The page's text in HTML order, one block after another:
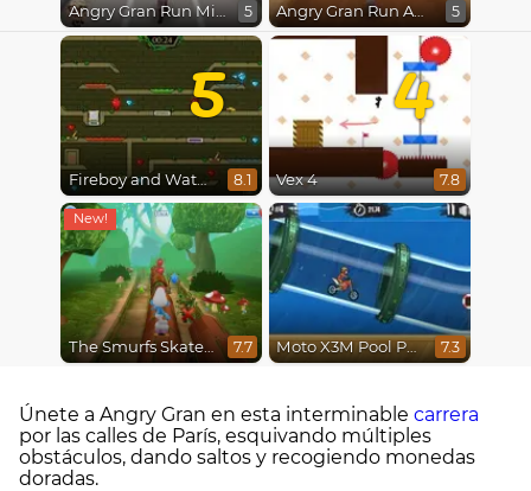
Angry Gran Run Miami 5 Angry Gran Run Australia 5
5
Fireboy and Watergirl 5 : Elements 8.1
4
Vex 4 7.8
The Smurfs Skate Rush 7.7 Moto X3M Pool Party 7.3
Únete a Angry Gran en esta interminable carrera
por las calles de París, esquivando múltiples
obstáculos, dando saltos y recogiendo monedas
doradas.